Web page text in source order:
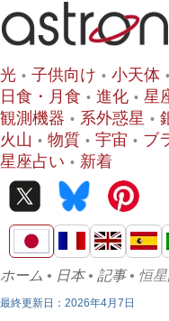
光 子供向け 小天体
日食・月食
進化 星
観測機器
系外惑星
火山
物質 宇宙 ブ
星座占い
新着
ホーム • 日本• 記事• 恒
最終更新日：2026年4月7日